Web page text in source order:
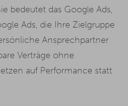
bedeutet das Google Ads,
Ads, die Ihre Zielgruppe
Ansprechpartner
Verträge ohne
auf Performance statt